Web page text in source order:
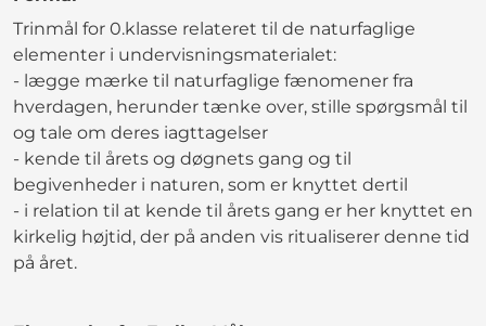
Trinmål for 0.klasse relateret til de naturfaglige
elementer i undervisningsmaterialet:
- lægge mærke til naturfaglige fænomener fra
hverdagen, herunder tænke over, stille spørgsmål til
og tale om deres iagttagelser
- kende til årets og døgnets gang og til
begivenheder i naturen, som er knyttet dertil
- i relation til at kende til årets gang er her knyttet en
kirkelig højtid, der på anden vis ritualiserer denne tid
på året.